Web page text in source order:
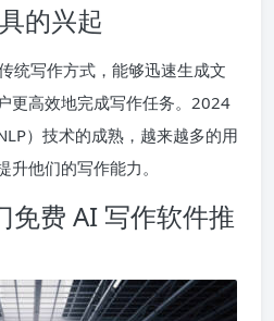
的兴起
统写作方式，能够迅速生成文
更高效地完成写作任务。2024
）技术的成熟，越来越多的用
升他们的写作能力。
免费 AI 写作软件推